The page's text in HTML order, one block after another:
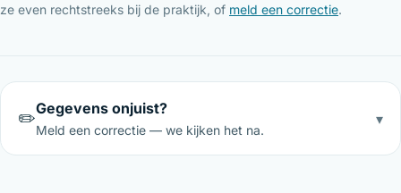
ze even rechtstreeks bij de praktijk, of meld een correctie.
✏️Gegevens onjuist?
Meld een correctie — we kijken het na.
▾